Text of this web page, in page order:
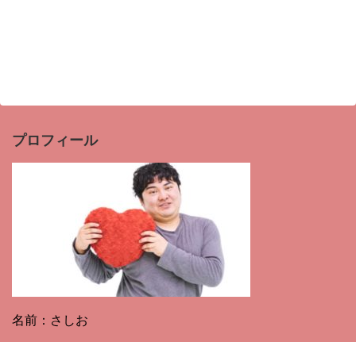
プロフィール
名前：さしお